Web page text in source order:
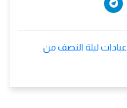
عبادات ليلة النصف من